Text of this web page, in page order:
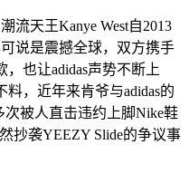
流天王Kanye West自2013
说是震撼全球，双方携手
也让adidas声势不断上
，近年来肯爷与adidas的
次被人直击违约上脚Nike鞋
抄袭YEEZY Slide的争议事